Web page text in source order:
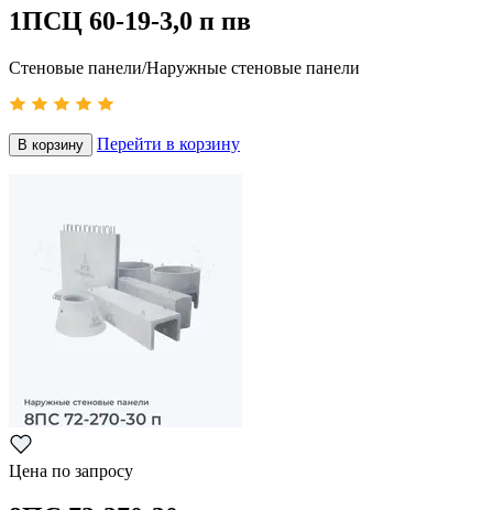
1ПСЦ 60-19-3,0 п пв
Стеновые панели/Наружные стеновые панели
В корзину Перейти в корзину
Цена по запросу